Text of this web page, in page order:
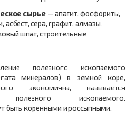
сырье — апатит, фосфориты,
асбест, сера, графит, алмазы,
шпат, строительные
полезного ископаемого
минералов) в земной коре,
экономична, называется
полезного ископаемого.
быть коренными и россыпными.